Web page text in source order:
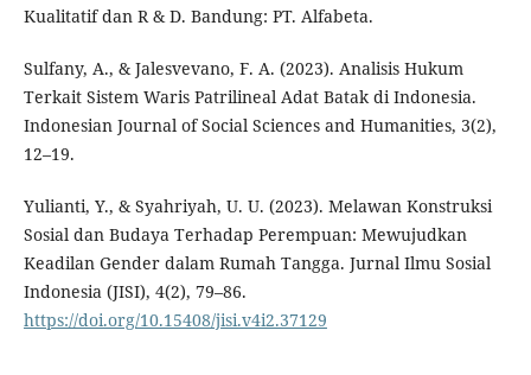
Kualitatif dan R & D. Bandung: PT. Alfabeta.
Sulfany, A., & Jalesvevano, F. A. (2023). Analisis Hukum
Terkait Sistem Waris Patrilineal Adat Batak di Indonesia.
Indonesian Journal of Social Sciences and Humanities, 3(2),
12–19.
Yulianti, Y., & Syahriyah, U. U. (2023). Melawan Konstruksi
Sosial dan Budaya Terhadap Perempuan: Mewujudkan
Keadilan Gender dalam Rumah Tangga. Jurnal Ilmu Sosial
Indonesia (JISI), 4(2), 79–86.
https://doi.org/10.15408/jisi.v4i2.37129